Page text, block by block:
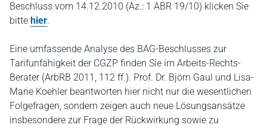
Beschluss vom 14.12.2010 (Az.: 1 ABR 19/10) klicken Sie
bitte hier.
Eine umfassende Analyse des BAG-Beschlusses zur
Tarifunfähigkeit der CGZP finden Sie im Arbeits-Rechts-
Berater (ArbRB 2011, 112 ff.). Prof. Dr. Björn Gaul und Lisa-
Marie Koehler beantworten hier nicht nur die wesentlichen
Folgefragen, sondern zeigen auch neue Lösungsansätze
insbesondere zur Frage der Rückwirkung sowie zu